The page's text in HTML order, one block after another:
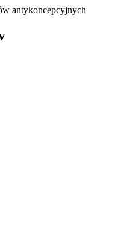
antykoncepcyjnych